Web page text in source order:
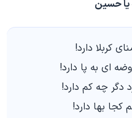
حسین
کربلا دارد!
ای به پا دارد!
دگر چه کم دارد!
کجا بها دارد!